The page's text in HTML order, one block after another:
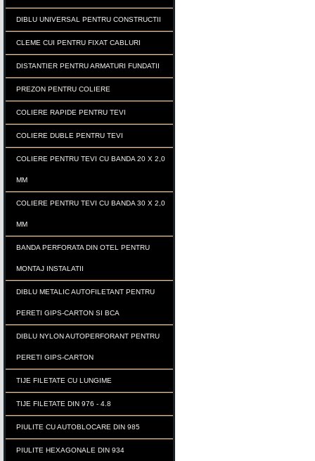
DIBLU UNIVERSAL PENTRU CONSTRUCTII
CLEME CUI PENTRU FIXAT CABLURI
DISTANTIER PENTRU ARMATURI FUNDATII
PREZON PENTRU COLIERE
COLIERE RAPIDE PENTRU TEVI
COLIERE DUBLE PENTRU TEVI
COLIERE PENTRU TEVI CU BANDA 20 X 2,0
MM
COLIERE PENTRU TEVI CU BANDA 30 X 2,0
MM
BANDA PERFORATA DIN OTEL PENTRU
MONTAJ INSTALATII
DIBLU METALIC AUTOFILETANT PENTRU
PERETI GIPS-CARTON SI BCA
DIBLU NYLON AUTOPERFORANT PENTRU
PERETI GIPS-CARTON
TIJE FILETATE CU LUNGIME
TIJE FILETATE DIN 976 - 4.8
PIULITE CU AUTOBLOCARE DIN 985
PIULITE HEXAGONALE DIN 934